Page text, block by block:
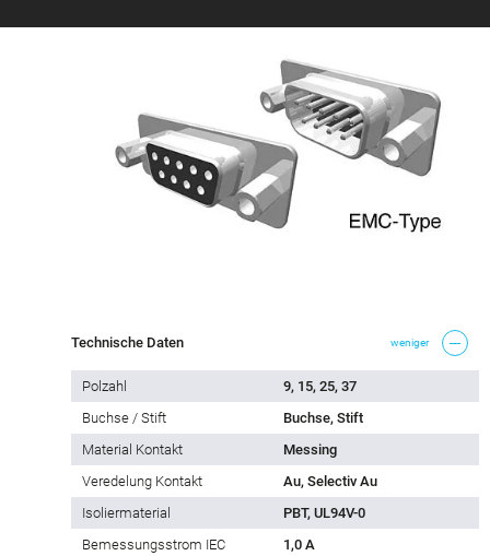
Technische Daten weniger
Polzahl
9, 15, 25, 37
Buchse / Stift
Buchse, Stift
Material Kontakt
Messing
Veredelung Kontakt
Au, Selectiv Au
Isoliermaterial
PBT, UL94V-0
Bemessungsstrom IEC
1,0 A